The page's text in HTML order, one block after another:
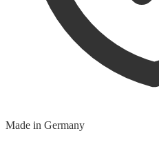
Made in Germany